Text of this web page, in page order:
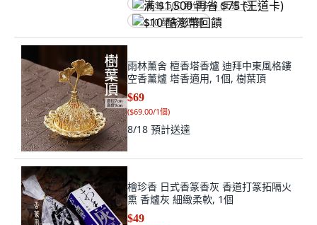
满 $1,500 再省 $75 (王道卡)
$10 酷澎幣回饋
雨林薰舍 檀香塔香爐 迪拜中東風格鏤
空香薰爐 塔香適用, 1個, 樹葉頂
$69
($69.00/1個)
8/18 預計送達
檜珍香 日式香篆香灰 香道打篆拓隔火
熏 香爐灰 細緻柔軟, 1個
$49